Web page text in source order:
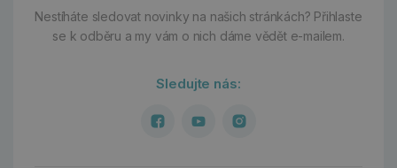
Nestíháte sledovat novinky na našich stránkách? Přihlaste
se k odběru a my vám o nich dáme vědět e-mailem.
Sledujte nás: